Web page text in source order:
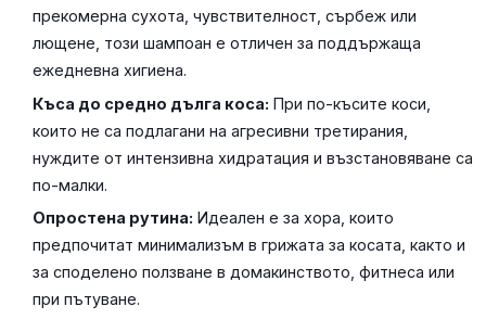
прекомерна сухота, чувствителност, сърбеж или
лющене, този шампоан е отличен за поддържаща
ежедневна хигиена.
Къса до средно дълга коса: При по-късите коси,
които не са подлагани на агресивни третирания,
нуждите от интензивна хидратация и възстановяване са
по-малки.
Опростена рутина: Идеален е за хора, които
предпочитат минимализъм в грижата за косата, както и
за споделено ползване в домакинството, фитнеса или
при пътуване.